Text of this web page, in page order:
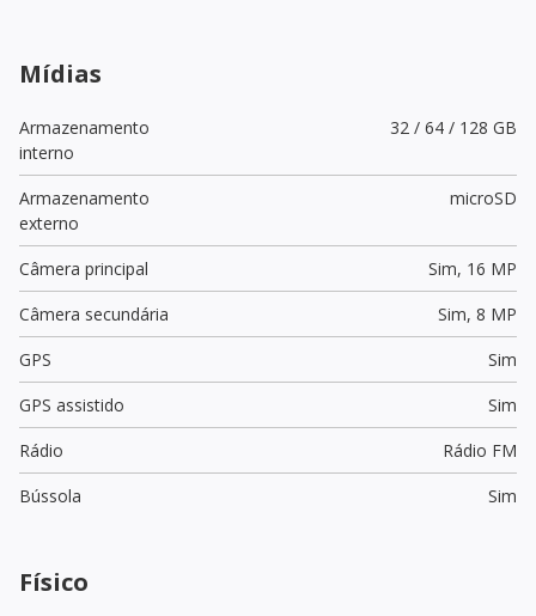
Mídias
Armazenamento
interno
32 / 64 / 128 GB
Armazenamento
externo
microSD
Câmera principal Sim, 16 MP
Câmera secundária
Sim, 8 MP
GPS
Sim
GPS assistido
Sim
Rádio
Rádio FM
Bússola
Sim
Físico